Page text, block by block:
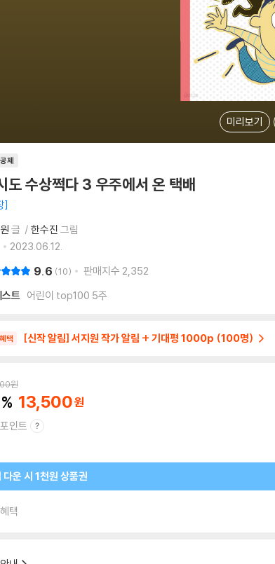
미리보기
제
도 수상쩍다 3 우주에서 온 택배
글 한수진 그림
2023.06.12.
9.6 10 판매지수 2,352
스트 어린이 top100 5주
택 [신작 알림] 서지원 작가 알림 + 기대평 1000p (100명)
원
13,500
인트
다운 시 1천원 상품권
택